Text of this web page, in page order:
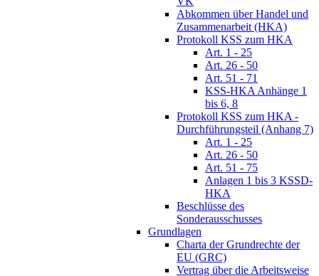
Abkommen über Handel und
Zusammenarbeit (HKA)
Protokoll KSS zum HKA
Art. 1 - 25
Art. 26 - 50
Art. 51 - 71
KSS-HKA Anhänge 1
bis 6, 8
Protokoll KSS zum HKA -
Durchführungsteil (Anhang 7)
Art. 1 - 25
Art. 26 - 50
Art. 51 - 75
Anlagen 1 bis 3 KSSD-
HKA
Beschlüsse des
Sonderausschusses
Grundlagen
Charta der Grundrechte der
EU (GRC)
Vertrag über die Arbeitsweise